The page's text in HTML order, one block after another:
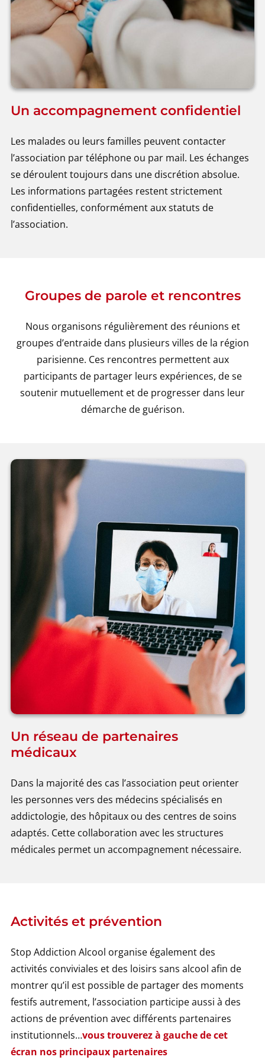
Un accompagnement confidentiel
Les malades ou leurs familles peuvent contacter
l’association par téléphone ou par mail. Les échanges
se déroulent toujours dans une discrétion absolue.
Les informations partagées restent strictement
confidentielles, conformément aux statuts de
l’association.
Groupes de parole et rencontres
Nous organisons régulièrement des réunions et
groupes d’entraide dans plusieurs villes de la région
parisienne. Ces rencontres permettent aux
participants de partager leurs expériences, de se
soutenir mutuellement et de progresser dans leur
démarche de guérison.
Un réseau de partenaires
médicaux
Dans la majorité des cas l’association peut orienter
les personnes vers des médecins spécialisés en
addictologie, des hôpitaux ou des centres de soins
adaptés. Cette collaboration avec les structures
médicales permet un accompagnement nécessaire.
Activités et prévention
Stop Addiction Alcool organise également des
activités conviviales et des loisirs sans alcool afin de
montrer qu’il est possible de partager des moments
festifs autrement, l’association participe aussi à des
actions de prévention avec différents partenaires
institutionnels…vous trouverez à gauche de cet
écran nos principaux partenaires